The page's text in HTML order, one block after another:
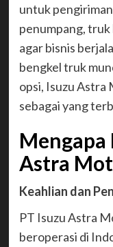
untuk
penumpang,
agar bisnis
bengkel truk
opsi, Isuzu Astra
sebagai yang
Astra
Keahlian dan
PT Isuzu Astra
beroperasi di